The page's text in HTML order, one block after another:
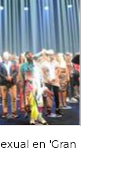
en 'Gran